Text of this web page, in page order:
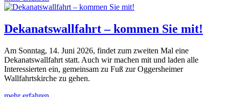
Dekanatswallfahrt – kommen Sie mit!
Am Sonntag, 14. Juni 2026, findet zum zweiten Mal eine
Dekanatswallfahrt statt. Auch wir machen mit und laden alle
Interessierten ein, gemeinsam zu Fuß zur Oggersheimer
Wallfahrtskirche zu gehen.